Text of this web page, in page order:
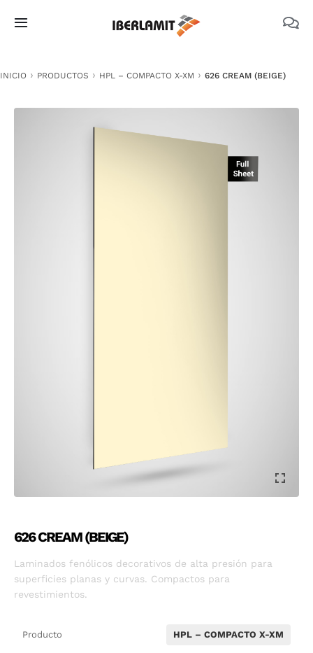
Toggle
NOSOTROS
INICIO PRODUCTOS HPL – COMPACTO X-XM 626 CREAM (BEIGE)
626 CREAM (BEIGE)
Laminados fenólicos decorativos de alta presión para
superficies planas y curvas. Compactos para
revestimientos.
Producto HPL – COMPACTO X-XM